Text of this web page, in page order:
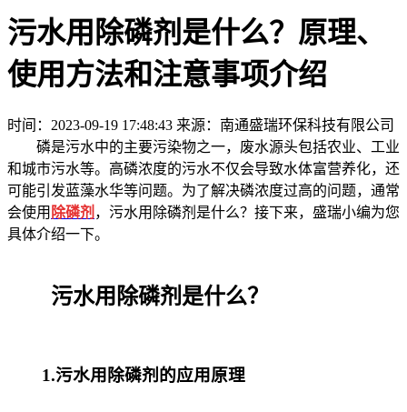
污水用除磷剂是什么？原理、
使用方法和注意事项介绍
时间：2023-09-19 17:48:43 来源：南通盛瑞环保科技有限公司
磷是污水中的主要污染物之一，废水源头包括农业、工业
和城市污水等。高磷浓度的污水不仅会导致水体富营养化，还
可能引发蓝藻水华等问题。为了解决磷浓度过高的问题，通常
会使用 除磷剂 ，污水用除磷剂是什么？接下来，盛瑞小编为您
具体介绍一下。
污水用除磷剂是什么？
1.污水用除磷剂的应用原理